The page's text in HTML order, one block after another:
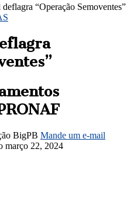
“Operação Semoventes”
BigPB Mande um e-mail
março 22, 2024